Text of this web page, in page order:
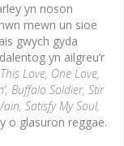
yn noson
mewn un sioe
gwych gyda
yn ailgreu’r
Love, One Love,
Buffalo Soldier, Stir
Satisfy My Soul,
o glasuron reggae.